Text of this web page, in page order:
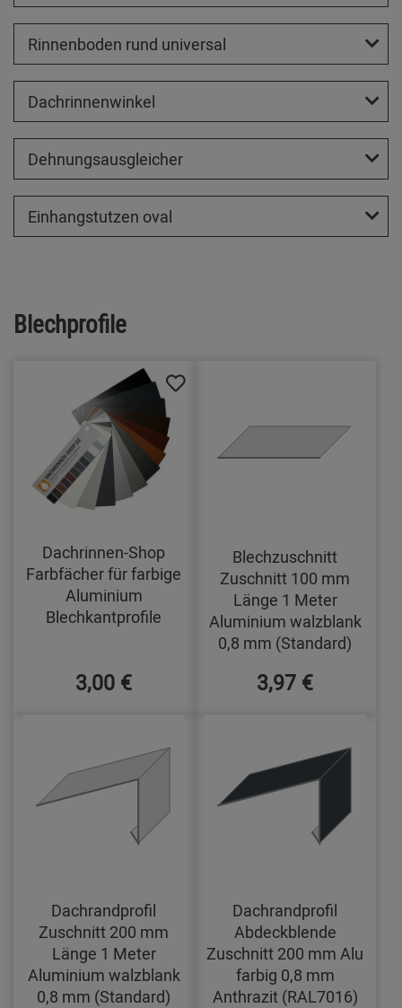
Rinnenboden rund universal
Dachrinnenwinkel
Dehnungsausgleicher
Einhangstutzen oval
Blechprofile
Dachrinnen-Shop
Farbfächer für farbige
Aluminium
Blechkantprofile
3,00 €
Blechzuschnitt
Zuschnitt 100 mm
Länge 1 Meter
Aluminium walzblank
0,8 mm (Standard)
3,97 €
Dachrandprofil
Zuschnitt 200 mm
Länge 1 Meter
Aluminium walzblank
0,8 mm (Standard)
Dachrandprofil
Abdeckblende
Zuschnitt 200 mm Alu
farbig 0,8 mm
Anthrazit (RAL7016)